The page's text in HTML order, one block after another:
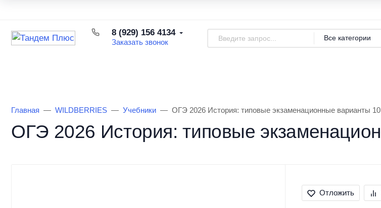
8 (929) 156 4134
Заказать звонок Все категории
Главная WILDBERRIES Учебники ОГЭ 2026 История: типовые экзаменационные варианты 10
ОГЭ 2026 История: типовые
Отложить